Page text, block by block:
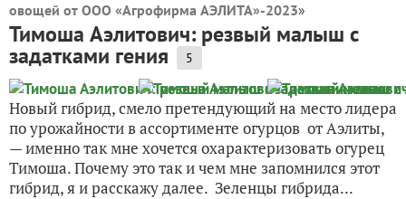
овощей от ООО «Агрофирма АЭЛИТА»-2023»
Тимоша Аэлитович: резвый малыш с
задатками гения 5
Новый гибрид, смело претендующий на место лидера
по урожайности в ассортименте огурцов от Аэлиты,
— именно так мне хочется охарактеризовать огурец
Тимоша. Почему это так и чем мне запомнился этот
гибрид, я и расскажу далее. Зеленцы гибрида...